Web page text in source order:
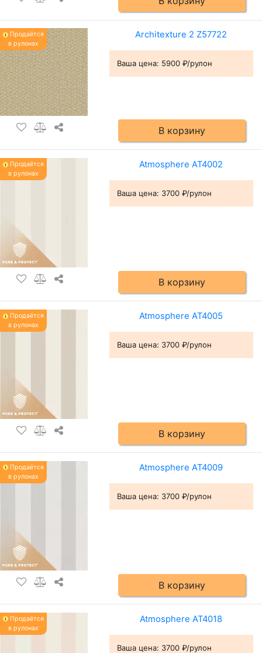
Продаётся
в рулонах
Architexture 2 Z57722
Ваша цена: 5900 ₽/рулон
В корзину
Продаётся
в рулонах
Atmosphere AT4002
Ваша цена: 3700 ₽/рулон
В корзину
Продаётся
в рулонах
Atmosphere AT4005
Ваша цена: 3700 ₽/рулон
В корзину
Продаётся
в рулонах
Atmosphere AT4009
Ваша цена: 3700 ₽/рулон
В корзину
Продаётся
в рулонах
Atmosphere AT4018
Ваша цена: 3700 ₽/рулон